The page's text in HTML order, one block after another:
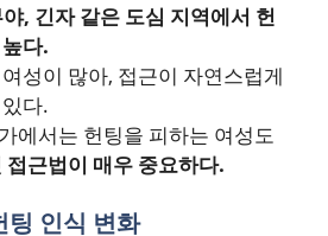
, 긴자 같은 도심 지역에서 헌
다.
성이 많아, 접근이 자연스럽게
다.
에서는 헌팅을 피하는 여성도
접근법이 매우 중요하다.
팅 인식 변화